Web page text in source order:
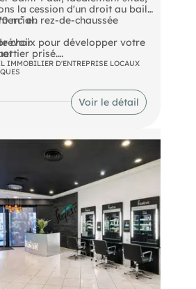
la cession d'un droit au bail
m² en rez-de-chaussée
choix pour développer votre
prisé.
MOIS
€ Net Vendeur
IMMOBILIER D'ENTREPRISE LOCAUX
Voir le détail